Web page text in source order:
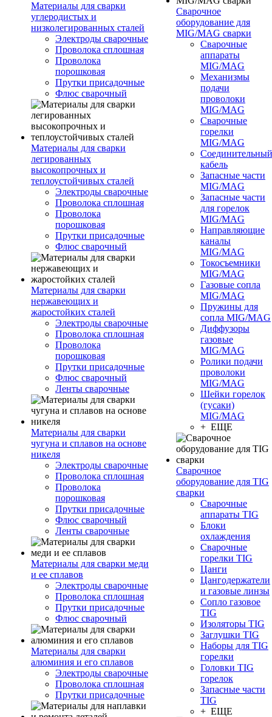
Материалы для сварки
углеродистых и
низколегированных сталей
Электроды сварочные
Проволока сплошная
Проволока
порошковая
Прутки присадочные
Флюс сварочный
Материалы для сварки
легированных
высокопрочных и
теплоустойчивых сталей
Электроды сварочные
Проволока сплошная
Проволока
порошковая
Прутки присадочные
Флюс сварочный
Материалы для сварки
нержавеющих и
жаростойких сталей
Электроды сварочные
Проволока сплошная
Проволока
порошковая
Прутки присадочные
Флюс сварочный
Ленты сварочные
Материалы для сварки
чугуна и сплавов на основе
никеля
Электроды сварочные
Проволока сплошная
Проволока
порошковая
Прутки присадочные
Флюс сварочный
Ленты сварочные
Материалы для сварки меди
и ее сплавов
Электроды сварочные
Проволока сплошная
Прутки присадочные
Флюс сварочный
Материалы для сварки
алюминия и его сплавов
Электроды сварочные
Проволока сплошная
Прутки присадочные
Сварочное
оборудование для
MIG/MAG сварки
Сварочные
аппараты
MIG/MAG
Механизмы
подачи
проволоки
MIG/MAG
Сварочные
горелки
MIG/MAG
Соединительный
кабель
Запасные части
MIG/MAG
Запасные части
для горелок
MIG/MAG
Направляющие
каналы
MIG/MAG
Токосъемники
MIG/MAG
Газовые сопла
MIG/MAG
Пружины для
сопла MIG/MAG
Диффузоры
газовые
MIG/MAG
Ролики подачи
проволоки
MIG/MAG
Шейки горелок
(гусаки)
MIG/MAG
+ ЕЩЕ
Сварочное
оборудование для TIG
сварки
Сварочные
аппараты TIG
Блоки
охлаждения
Сварочные
горелки TIG
Цанги
Цангодержатели
и газовые линзы
Сопло газовое
TIG
Изоляторы TIG
Заглушки TIG
Наборы для TIG
горелки
Головки TIG
горелок
Запасные части
TIG
+ ЕЩЕ